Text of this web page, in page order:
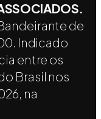
de
Indicado
entre os
Brasil nos
na